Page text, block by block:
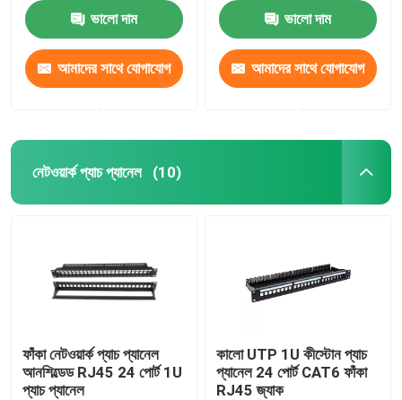
ভালো দাম
আমাদের সাথে যোগাযোগ
ভালো দাম
আমাদের সাথে যোগাযোগ
নেটওয়ার্ক প্যাচ প্যানেল (10)
ফাঁকা নেটওয়ার্ক প্যাচ প্যানেল
আনশিল্ডেড RJ45 24 পোর্ট 1U
প্যাচ প্যানেল
কালো UTP 1U কীস্টোন প্যাচ
প্যানেল 24 পোর্ট CAT6 ফাঁকা
RJ45 জ্যাক